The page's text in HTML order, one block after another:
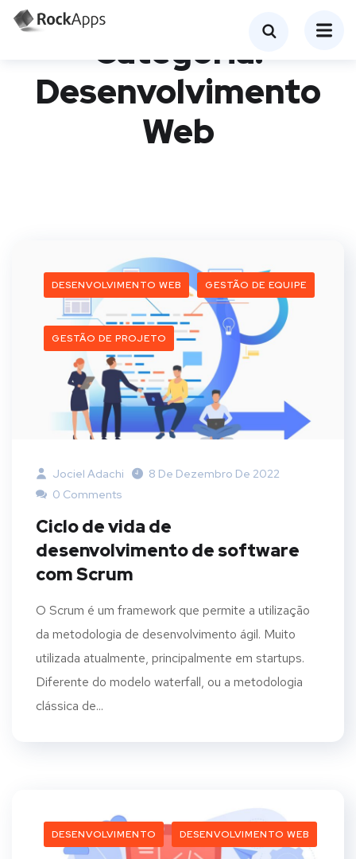
Categoria:
Desenvolvimento
Web
DESENVOLVIMENTO WEB GESTÃO DE EQUIPE
GESTÃO DE PROJETO
Jociel Adachi
8 De Dezembro De 2022
0 Comments
Ciclo de vida de
desenvolvimento de software
com Scrum
O Scrum é um framework que permite a utilização
da metodologia de desenvolvimento ágil. Muito
utilizada atualmente, principalmente em startups.
Diferente do modelo waterfall, ou a metodologia
clássica de...
DESENVOLVIMENTO DESENVOLVIMENTO WEB